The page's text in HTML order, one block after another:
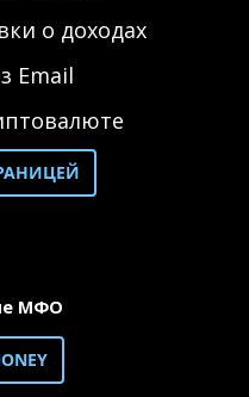
о доходах
Email
МФО